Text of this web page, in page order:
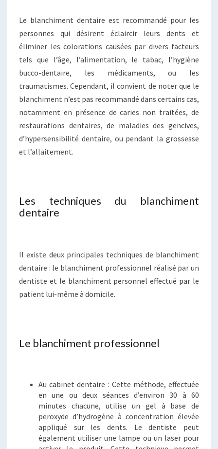
Le blanchiment dentaire est recommandé pour les
personnes qui désirent éclaircir leurs dents et
éliminer les colorations causées par divers facteurs
tels que l’âge, l’alimentation, le tabac, l’hygiène
bucco-dentaire, les médicaments, ou les
traumatismes. Cependant, il convient de noter que le
blanchiment n’est pas recommandé dans certains cas,
notamment en présence de caries non traitées, de
restaurations dentaires, de maladies des gencives,
d’hypersensibilité dentaire, ou pendant la grossesse
et l’allaitement.
Les techniques du blanchiment
dentaire
Il existe deux principales techniques de blanchiment
dentaire : le blanchiment professionnel réalisé par un
dentiste et le blanchiment personnel effectué par le
patient lui-même à domicile.
Le blanchiment professionnel
Au cabinet dentaire : Cette méthode, effectuée
en une ou deux séances d’environ 30 à 60
minutes chacune, utilise un gel à base de
peroxyde d’hydrogène à concentration élevée
appliqué sur les dents. Le dentiste peut
également utiliser une lampe ou un laser pour